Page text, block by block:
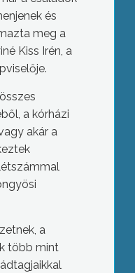
és
meg a
Kiss Irén, a
a kórházi
akár a
a
több mint